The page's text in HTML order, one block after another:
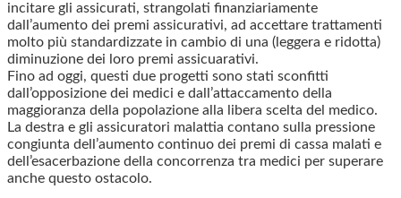
incitare gli assicurati, strangolati finanziariamente
dall’aumento dei premi assicurativi, ad accettare trattamenti
molto più standardizzate in cambio di una (leggera e ridotta)
diminuzione dei loro premi assicuarativi.
Fino ad oggi, questi due progetti sono stati sconfitti
dall’opposizione dei medici e dall’attaccamento della
maggioranza della popolazione alla libera scelta del medico.
La destra e gli assicuratori malattia contano sulla pressione
congiunta dell’aumento continuo dei premi di cassa malati e
dell’esacerbazione della concorrenza tra medici per superare
anche questo ostacolo.